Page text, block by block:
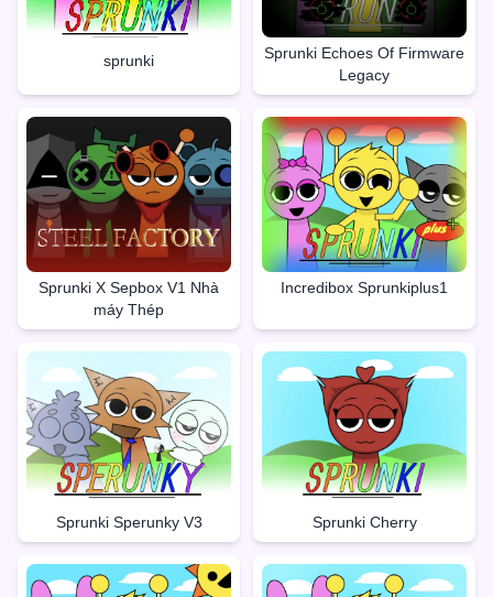
sprunki
Sprunki Echoes Of Firmware
Legacy
Sprunki X Sepbox V1 Nhà
máy Thép
Incredibox Sprunkiplus1
Sprunki Sperunky V3 Sprunki Cherry